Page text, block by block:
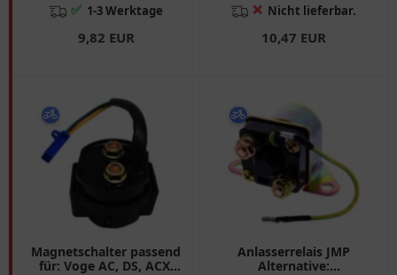
✅ 1-3 Werktage
9,82 EUR
❌ Nicht lieferbar.
10,47 EUR
Magnetschalter passend
für: Voge AC, DS, ACX,
Anlasserrelais JMP
Alternative: